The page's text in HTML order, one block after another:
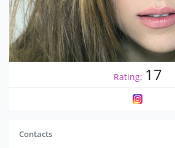
Rating: 17
Contacts